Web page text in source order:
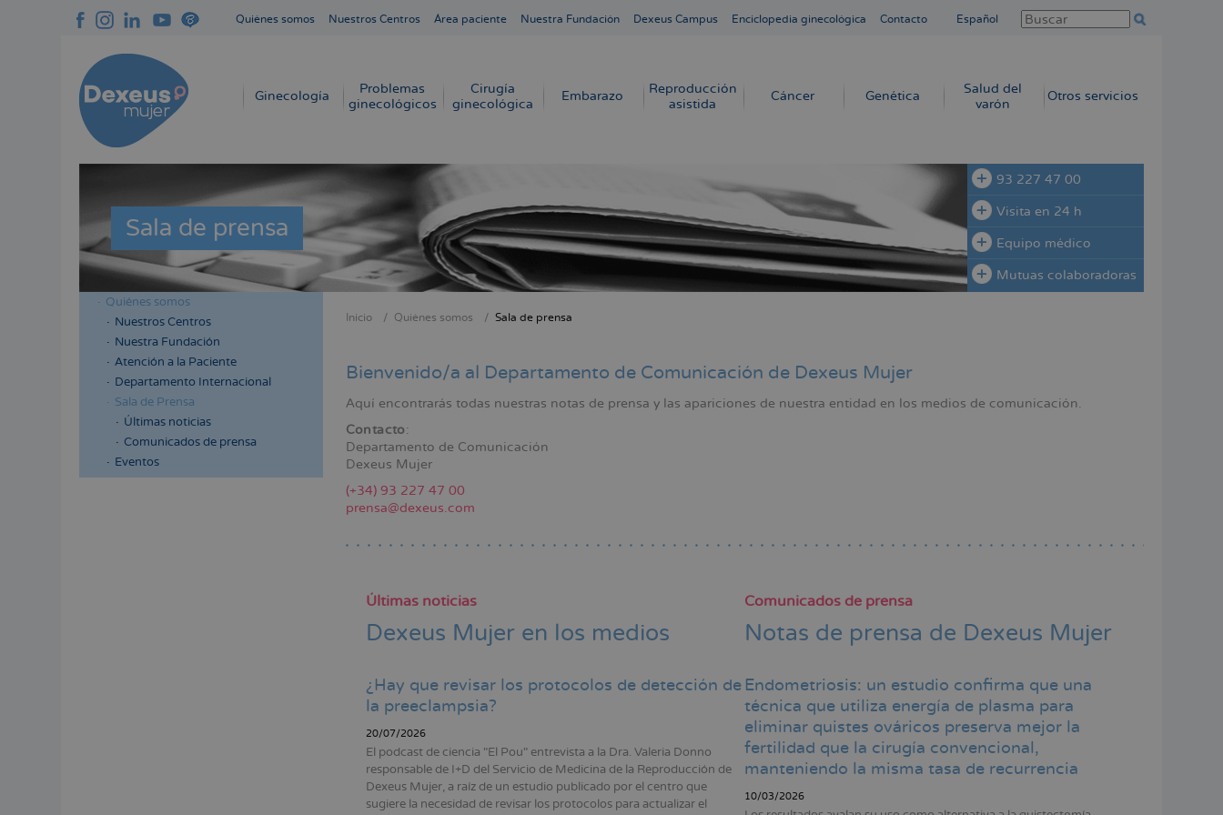
Quiénes somos Nuestros Centros Área paciente Nuestra Fundación Dexeus Campus Enciclopedia ginecológica Contacto Español
Navegación
Ginecología
Problemas
ginecológicos
Cirugía
ginecológica
Embarazo
Reproducción
asistida
Cáncer Genética
Salud del
varón
Otros servicios
Sala de prensa
93 227 47 00
Visita en 24 h
Equipo médico
Mutuas colaboradoras
Menú
lateral
cabecera
Quiénes somos
Nuestros Centros
Nuestra Fundación
Atención a la Paciente
Departamento Internacional
Sala de Prensa
Últimas noticias
Comunicados de prensa
Eventos
de
ayuda
a
la
navegación
Inicio Quiénes somos Sala de prensa
Bienvenido/a al Departamento de Comunicación de Dexeus Mujer
Aquí encontrarás todas nuestras notas de prensa y las apariciones de nuestra entidad en los medios de comunicación.
Contacto:
Departamento de Comunicación
Dexeus Mujer
(+34) 93 227 47 00
prensa@dexeus.com
Últimas noticias
Dexeus Mujer en los medios
¿Hay que revisar los protocolos de detección de
la preeclampsia?
20/07/2026
El podcast de ciencia "El Pou" entrevista a la Dra. Valeria Donno
responsable de I+D del Servicio de Medicina de la Reproducción de
Dexeus Mujer, a raíz de un estudio publicado por el centro que
sugiere la necesidad de revisar los protocolos para actualizar el
Comunicados de prensa
Notas de prensa de Dexeus Mujer
Endometriosis: un estudio confirma que una
técnica que utiliza energía de plasma para
eliminar quistes ováricos preserva mejor la
fertilidad que la cirugía convencional,
manteniendo la misma tasa de recurrencia
10/03/2026